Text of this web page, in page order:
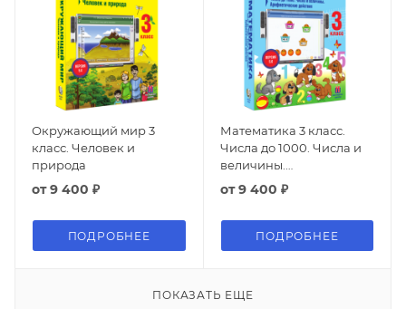
Окружающий мир 3
класс. Человек и
природа
от9 400 ₽
ПОДРОБНЕЕ
Математика 3 класс.
Числа до 1000. Числа и
величины.
Арифметические
от9 400 ₽
ПОДРОБНЕЕ
ПОКАЗАТЬ ЕЩЕ